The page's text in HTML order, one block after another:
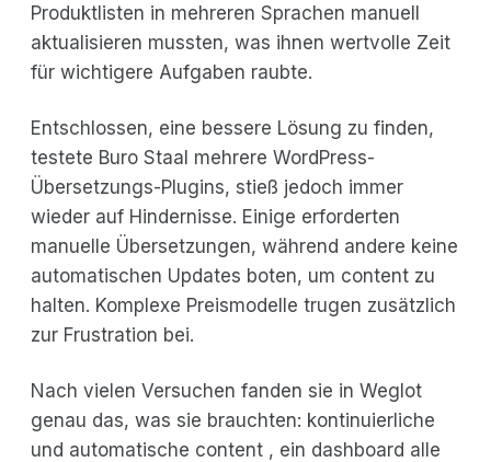
Produktlisten in mehreren Sprachen manuell
aktualisieren mussten, was ihnen wertvolle Zeit
für wichtigere Aufgaben raubte.
Entschlossen, eine bessere Lösung zu finden,
testete Buro Staal mehrere WordPress-
Übersetzungs-Plugins, stieß jedoch immer
wieder auf Hindernisse. Einige erforderten
manuelle Übersetzungen, während andere keine
automatischen Updates boten, um content zu
halten. Komplexe Preismodelle trugen zusätzlich
zur Frustration bei.
Nach vielen Versuchen fanden sie in Weglot
genau das, was sie brauchten: kontinuierliche
und automatische content , ein dashboard alle